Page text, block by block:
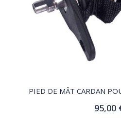
PIED DE MÂT CARDAN
95,00
Ajouter au